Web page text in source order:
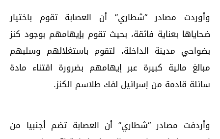
وأوردت مصادر “شطاري” أن العصابة تقوم باختيار
ضحاياها بعناية فائقة، بحيث تقوم بإيهامهم بوجود كنز
بضواحي مدينة الداخلة، لتقوم باستغلالهم وسلبهم
مبالغ مالية كبيرة عبر إيهامهم بضرورة اقتناء مادة
سائلة قادمة من إسرائيل لفك طلاسم الكنز.
وأردفت مصادر “شطاري” أن العصابة تضم أجنبيا من